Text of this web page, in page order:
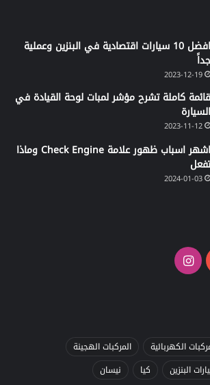
افضل 10 سيارات اقتصادية في البنزين وعملية
جداً
2023-12-19
قائمة كاملة تشرح مؤشر لمبات لوحة القيادة في
السيارة
2023-11-12
اشهر اسباب ظهور علامة Check Engine وماذا
تفعل
2024-01-03
انستقرام
الكهربائية
المركبات الهجينة
البنزين كيا نيسان